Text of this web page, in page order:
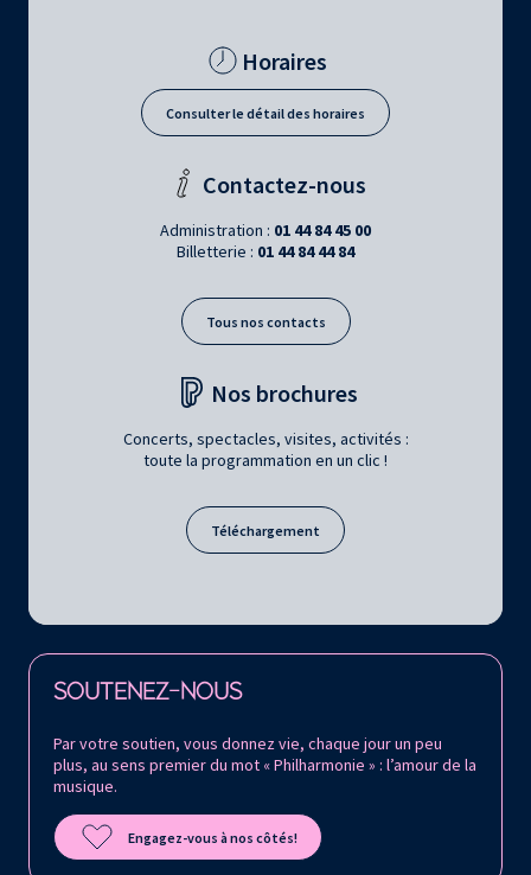
Horaires
Consulter le détail des horaires
Contactez-nous
Administration : 01 44 84 45 00
Billetterie : 01 44 84 44 84
Tous nos contacts
Nos brochures
Concerts, spectacles, visites, activités :
toute la programmation en un clic !
Téléchargement
SOUTENEZ-NOUS
Par votre soutien, vous donnez vie, chaque jour un peu
plus, au sens premier du mot « Philharmonie » : l’amour de la
musique.
Engagez-vous à nos côtés!
Retrouvez la Philharmonie de Paris sur